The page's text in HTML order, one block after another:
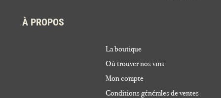
À PROPOS
La boutique
Où trouver nos vins
Mon compte
Conditions générales de ventes